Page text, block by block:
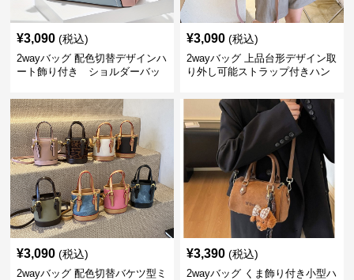
¥3,090 (税込)
2wayバッグ 配色切替デザインハ
ート飾り付き ショルダーバッ
¥3,090 (税込)
2wayバッグ 上品台形デザイン取
り外し可能ストラップ付きハン
¥3,090 (税込)
2wayバッグ 配色切替バケツ型ミ
¥3,390 (税込)
2wayバッグ くま飾り付き小型ハ